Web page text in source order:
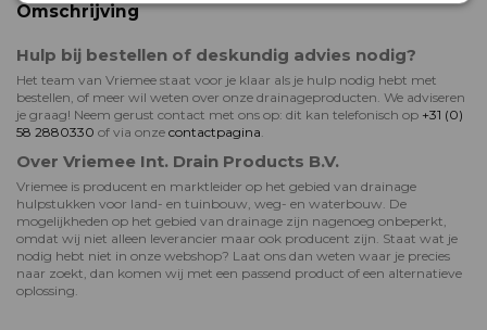
Omschrijving
Hulp bij bestellen of deskundig advies nodig?
Het team van Vriemee staat voor je klaar als je hulp nodig hebt met
bestellen, of meer wil weten over onze drainageproducten. We adviseren
je graag! Neem gerust contact met ons op: dit kan telefonisch op +31 (0)
58 2880330 of via onze contactpagina
Over Vriemee Int. Drain Products B.V.
Vriemee is producent en marktleider op het gebied van drainage
hulpstukken voor land- en tuinbouw, weg- en waterbouw. De
mogelijkheden op het gebied van drainage zijn nagenoeg onbeperkt,
omdat wij niet alleen leverancier maar ook producent zijn. Staat wat je
nodig hebt niet in onze webshop? Laat ons dan weten waar je precies
naar zoekt, dan komen wij met een passend product of een alternatieve
oplossing.